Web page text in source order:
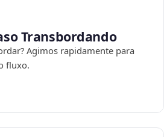
Transbordando
Agimos rapidamente para
fluxo.